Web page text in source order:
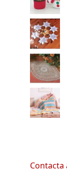
Contacta